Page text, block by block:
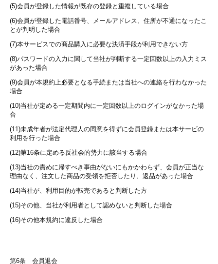
(5)会員が登録した情報が既存の登録と重複している場合
(6)会員が登録した電話番号、メールアドレス、住所が不通になったこ
とが判明した場合
(7)本サービスでの商品購入に必要な決済手段が利用できない方
(8)パスワードの入力に関して当社が判断する一定回数以上の入力ミス
があった場合
(9)会員が本規約上必要となる手続または当社への連絡を行わなかった
場合
(10)当社が定める一定期間内に一定回数以上のログインがなかった場
合
(11)未成年者が法定代理人の同意を得ずに会員登録または本サービの
利用を行った場合
(12)第16条に定める反社会的勢力に該当する場合
(13)当社の責めに帰すべき事由がないにもかかわらず、会員が正当な
理由なく、注文した商品の受領を拒否したり、返品があった場合
(14)当社が、利用目的が転売であると判断した方
(15)その他、当社が利用者として認めないと判断した場合
(16)その他本規約に違反した場合
第6条 会員退会